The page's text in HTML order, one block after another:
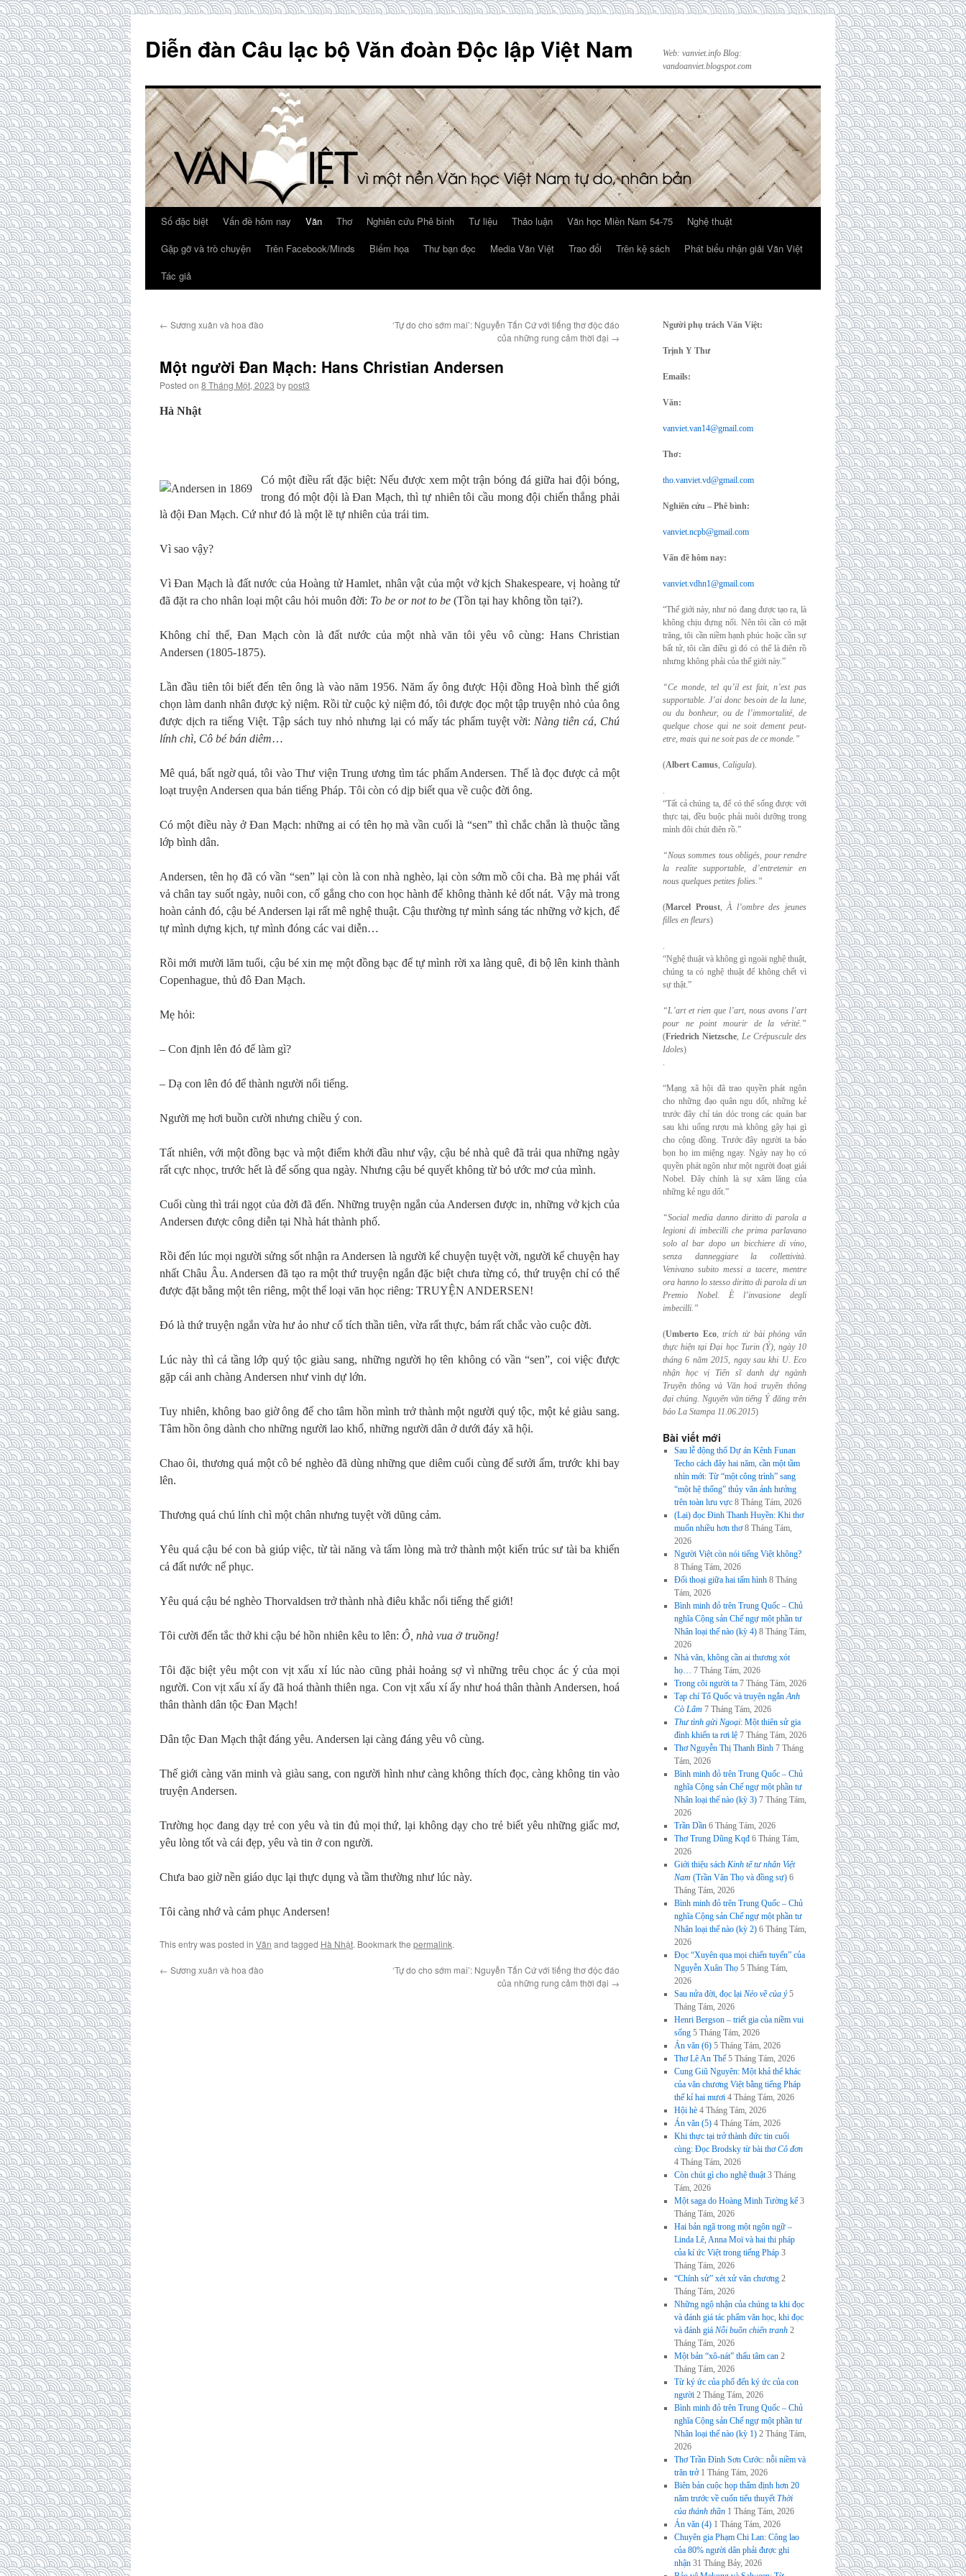
content
Diễn đàn Câu lạc bộ Văn đoàn Độc lập Việt Nam
Web: vanviet.info Blog:
vandoanviet.blogspot.com
Số đặc biệt Vấn đề hôm nay Văn Thơ Nghiên cứu Phê bình Tư liệu Thảo luận Văn học Miền Nam 54-75
Nghệ thuật
Gặp gỡ và trò chuyện
Trên Facebook/Minds Biếm họa Thư bạn đọc Media Văn Việt Trao đổi Trên kệ sách
Phát biểu nhận giải Văn Việt
Tác giả
← Sương xuân và hoa đào
‘Tự do cho sớm mai’: Nguyễn Tấn Cứ với tiếng thơ độc đáo
của những rung cảm thời đại →
Một người Đan Mạch: Hans Christian Andersen
Posted on 8 Tháng Một, 2023 bypost3
Hà Nhật
Có một điều rất đặc biệt: Nếu được xem một trận bóng đá giữa hai đội bóng,
trong đó một đội là Đan Mạch, thì tự nhiên tôi cầu mong đội chiến thắng phải
là đội Đan Mạch. Cứ như đó là một lẽ tự nhiên của trái tim.
Vì sao vậy?
Vì Đan Mạch là đất nước của Hoàng tử Hamlet, nhân vật của một vở kịch Shakespeare, vị hoàng tử
đã đặt ra cho nhân loại một câu hỏi muôn đời: To be or not to be (Tồn tại hay không tồn tại?).
Không chỉ thế, Đan Mạch còn là đất nước của một nhà văn tôi yêu vô cùng: Hans Christian
Andersen (1805-1875).
Lần đầu tiên tôi biết đến tên ông là vào năm 1956. Năm ấy ông được Hội đồng Hoà bình thế giới
chọn làm danh nhân được kỷ niệm. Rồi từ cuộc kỷ niệm đó, tôi được đọc một tập truyện nhỏ của ông
được dịch ra tiếng Việt. Tập sách tuy nhỏ nhưng lại có mấy tác phẩm tuyệt vời: Nàng tiên cá, Chú
lính chì, Cô bé bán diêm…
Mê quá, bất ngờ quá, tôi vào Thư viện Trung ương tìm tác phẩm Andersen. Thế là đọc được cả một
loạt truyện Andersen qua bản tiếng Pháp. Tôi còn có dịp biết qua về cuộc đời ông.
Có một điều này ở Đan Mạch: những ai có tên họ mà vần cuối là “sen” thì chắc chắn là thuộc tầng
lớp bình dân.
Andersen, tên họ đã có vần “sen” lại còn là con nhà nghèo, lại còn sớm mồ côi cha. Bà mẹ phải vất
vả chân tay suốt ngày, nuôi con, cố gắng cho con học hành để không thành kẻ dốt nát. Vậy mà trong
hoàn cảnh đó, cậu bé Andersen lại rất mê nghệ thuật. Cậu thường tự mình sáng tác những vở kịch, để
tự mình dựng kịch, tự mình đóng các vai diễn…
Rồi mới mười lăm tuổi, cậu bé xin mẹ một đồng bạc để tự mình rời xa làng quê, đi bộ lên kinh thành
Copenhague, thủ đô Đan Mạch.
Mẹ hỏi:
– Con định lên đó để làm gì?
– Dạ con lên đó để thành người nổi tiếng.
Người mẹ hơi buồn cười nhưng chiều ý con.
Tất nhiên, với một đồng bạc và một điểm khởi đầu như vậy, cậu bé nhà quê đã trải qua những ngày
rất cực nhọc, trước hết là để sống qua ngày. Nhưng cậu bé quyết không từ bỏ ước mơ của mình.
Cuối cùng thì trái ngọt của đời đã đến. Những truyện ngắn của Andersen được in, những vở kịch của
Andersen được công diễn tại Nhà hát thành phố.
Rồi đến lúc mọi người sửng sốt nhận ra Andersen là người kể chuyện tuyệt vời, người kể chuyện hay
nhất Châu Âu. Andersen đã tạo ra một thứ truyện ngắn đặc biệt chưa từng có, thứ truyện chỉ có thể
được đặt bằng một tên riêng, một thể loại văn học riêng: TRUYỆN ANDERSEN!
Đó là thứ truyện ngắn vừa hư ảo như cổ tích thần tiên, vừa rất thực, bám rất chắc vào cuộc đời.
Lúc này thì cả tầng lớp quý tộc giàu sang, những người họ tên không có vần “sen”, coi việc được
gặp cái anh chàng Andersen như vinh dự lớn.
Tuy nhiên, không bao giờ ông để cho tâm hồn mình trở thành một người quý tộc, một kẻ giàu sang.
Tâm hồn ông dành cho những người lao khổ, những người dân ở dưới đáy xã hội.
Chao ôi, thương quá một cô bé nghèo đã dùng những que diêm cuối cùng để sưởi ấm, trước khi bay
lên.
Thương quá chú lính chì một chân nhưng tuyệt vời dũng cảm.
Yêu quá cậu bé con bà giúp việc, từ tài năng và tấm lòng mà trở thành một kiến trúc sư tài ba khiến
cả đất nước nể phục.
Yêu quá cậu bé nghèo Thorvaldsen trở thành nhà điêu khắc nổi tiếng thế giới!
Tôi cười đến tắc thở khi cậu bé hồn nhiên kêu to lên: Ô, nhà vua ở truồng!
Tôi đặc biệt yêu một con vịt xấu xí lúc nào cũng phải hoảng sợ vì những trêu chọc ác ý của mọi
người. Con vịt xấu xí ấy đã hoá thành thiên nga. Con vịt xấu xí ấy như hoá thân thành Andersen, hoá
thân thành dân tộc Đan Mạch!
Dân tộc Đan Mạch thật đáng yêu. Andersen lại càng đáng yêu vô cùng.
Thế giới càng văn minh và giàu sang, con người hình như càng không thích đọc, càng không tin vào
truyện Andersen.
Trường học đang dạy trẻ con yêu và tin đủ mọi thứ, lại không dạy cho trẻ biết yêu những giấc mơ,
yêu lòng tốt và cái đẹp, yêu và tin ở con người.
Chưa bao giờ nền giáo dục lại thực dụng và tầm thường như lúc này.
Tôi càng nhớ và cảm phục Andersen!
This entry was posted in Văn and tagged Hà Nhật. Bookmark the permalink.
← Sương xuân và hoa đào
‘Tự do cho sớm mai’: Nguyễn Tấn Cứ với tiếng thơ độc đáo
của những rung cảm thời đại →
Người phụ trách Văn Việt:
Trịnh Y Thư
Emails:
Văn:
vanviet.van14@gmail.com
Thơ:
tho.vanviet.vd@gmail.com
Nghiên cứu – Phê bình:
vanviet.ncpb@gmail.com
Vấn đề hôm nay:
vanviet.vdhn1@gmail.com
“Thế giới này, như nó đang được tạo ra, là
không chịu đựng nổi. Nên tôi cần có mặt
trăng, tôi cần niềm hạnh phúc hoặc cần sự
bất tử, tôi cần điều gì đó có thể là điên rồ
nhưng không phải của thế giới này.”
“Ce monde, tel qu’il est fait, n’est pas
supportable. J’ai donc besoin de la lune,
ou du bonheur, ou de l’immortalité, de
quelque chose qui ne soit dement peut-
etre, mais qui ne soit pas de ce monde.”
(Albert Camus, Caligula).
.
“Tất cả chúng ta, để có thể sống được với
thực tại, đều buộc phải nuôi dưỡng trong
mình đôi chút điên rồ.”
“Nous sommes tous obligés, pour rendre
la realite supportable, d’entretenir en
nous quelques petites folies.”
(Marcel Proust,À l’ombre des jeunes
filles en fleurs)
.
“Nghệ thuật và không gì ngoài nghệ thuật,
chúng ta có nghệ thuật để không chết vì
sự thật.”
“L’art et rien que l’art, nous avons l’art
pour ne point mourir de la vérité.”
(Friedrich Nietzsche, Le Crépuscule des
Idoles)
.
“Mạng xã hội đã trao quyền phát ngôn
cho những đạo quân ngu dốt, những kẻ
trước đây chỉ tán dóc trong các quán bar
sau khi uống rượu mà không gây hại gì
cho cộng đồng. Trước đây người ta bảo
bọn họ im miệng ngay. Ngày nay họ có
quyền phát ngôn như một người đoạt giải
Nobel. Đây chính là sự xâm lăng của
những kẻ ngu dốt.”
“Social media danno diritto di parola a
legioni di imbecilli che prima parlavano
solo albar dopo un bicchiere di vino,
senza danneggiare la collettività.
Venivano subito messi a tacere, mentre
ora hanno lo stesso diritto di parola di un
Premio Nobel. È l’invasione degli
imbecilli.”
(Umberto Eco,trích từ bài phỏng vấn
thực hiện tại Đại học Turin (Ý), ngày 10
tháng 6 năm 2015, ngay sau khi U. Eco
nhận học vị Tiến sĩ danh dự ngành
Truyền thông và Văn hoá truyền thông
đại chúng. Nguyên văn tiếng Ý đăng trên
báo La Stampa 11.06.2015)
Bài viết mới
Sau lễ động thổ Dự án Kênh Funan
Techo cách đây hai năm, cần một tầm
nhìn mới: Từ “một công trình” sang
“một hệ thống” thủy văn ảnh hưởng
trên toàn lưu vực 8 Tháng Tám, 2026
(Lại) đọc Đinh Thanh Huyền: Khi thơ
muốn nhiều hơn thơ 8 Tháng Tám,
2026
Người Việt còn nói tiếng Việt không?
8 Tháng Tám, 2026
Đối thoại giữa hai tấm hình 8 Tháng
Tám, 2026
Bình minh đỏ trên Trung Quốc – Chủ
nghĩa Cộng sản Chế ngự một phần tư
Nhân loại thế nào (kỳ 4) 8 Tháng Tám,
2026
Nhà văn, không cần ai thương xót
họ… 7 Tháng Tám, 2026
Trong cõi người ta 7 Tháng Tám, 2026
Tạp chí Tổ Quốc và truyện ngắnAnh
Cò Lấm 7 Tháng Tám, 2026
Thư tình gửi Ngoại: Một thiên sử gia
đình khiến ta rơi lệ 7 Tháng Tám, 2026
Thơ Nguyễn Thị Thanh Bình 7 Tháng
Tám, 2026
Bình minh đỏ trên Trung Quốc – Chủ
nghĩa Cộng sản Chế ngự một phần tư
Nhân loại thế nào (kỳ 3) 7 Tháng Tám,
2026
Trần Dần 6 Tháng Tám, 2026
Thơ Trung Dũng Kqđ 6 Tháng Tám,
2026
Giới thiệu sách Kinh tế tư nhân Việt
Nam (Trần Văn Thọ và đồng sự) 6
Tháng Tám, 2026
Bình minh đỏ trên Trung Quốc – Chủ
nghĩa Cộng sản Chế ngự một phần tư
Nhân loại thế nào (kỳ 2) 6 Tháng Tám,
2026
Đọc “Xuyên qua mọi chiến tuyến” của
Nguyễn Xuân Thọ 5 Tháng Tám,
2026
Sau nửa đời, đọc lại Nẻo về của ý 5
Tháng Tám, 2026
Henri Bergson – triết gia của niềm vui
sống 5 Tháng Tám, 2026
Án văn (6) 5 Tháng Tám, 2026
Thơ Lê An Thế 5 Tháng Tám, 2026
Cung Giũ Nguyên: Một khả thể khác
của văn chương Việt bằng tiếng Pháp
thế kỉ hai mươi 4 Tháng Tám, 2026
Hội hè 4 Tháng Tám, 2026
Án văn (5) 4 Tháng Tám, 2026
Khi thực tại trở thành đức tin cuối
cùng: Đọc Brodsky từ bài thơCô đơn
4 Tháng Tám, 2026
Còn chút gì cho nghệ thuật 3 Tháng
Tám, 2026
Một saga do Hoàng Minh Tường kể 3
Tháng Tám, 2026
Hai bản ngã trong một ngôn ngữ –
Linda Lê, Anna Moï và hai thi pháp
của kí ức Việt trong tiếng Pháp 3
Tháng Tám, 2026
“Chính sử” xét xử văn chương 2
Tháng Tám, 2026
Những ngộ nhận của chúng ta khi đọc
và đánh giá tác phẩm văn học, khi đọc
và đánh giá Nỗi buồn chiến tranh 2
Tháng Tám, 2026
Một bản “xô-nát” thấu tâm can 2
Tháng Tám, 2026
Từ ký ức của phố đến ký ức của con
người 2 Tháng Tám, 2026
Bình minh đỏ trên Trung Quốc – Chủ
nghĩa Cộng sản Chế ngự một phần tư
Nhân loại thế nào (kỳ 1) 2 Tháng Tám,
2026
Thơ Trần Đình Sơn Cước: nỗi niềm và
trăn trở 1 Tháng Tám, 2026
Biên bản cuộc họp thẩm định hơn 20
năm trước về cuốn tiểu thuyếtThời
của thánh thần 1 Tháng Tám, 2026
Án văn (4) 1 Tháng Tám, 2026
Chuyên gia Phạm Chi Lan: Công lao
của 80% người dân phải được ghi
nhận 31 Tháng Bảy, 2026